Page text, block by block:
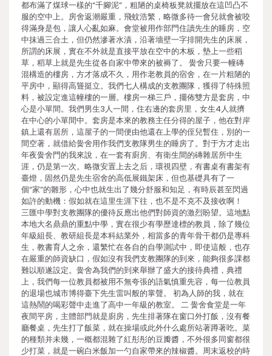
都布滿了煤球一樣的“千腳泥”，粗陋的桌椅板凳就擺放在這凹凸不
服的空中上。房舍返潮嚴重，飛蚊浩繁，略微多待一會兒就會被咬
得滿身是包，讓人心亂如麻。會堂被用作部門住讀先生的睡房，空
中抹過三合土，但仍然滲著水漬，沿著墻壁一字排開先生的床展，
所謂的床展，實在不外就是直接平放在空中的木板，墊上一些稻
草，稻草上就是先生從各自家中帶來的被褥了。 黌舍只要一幢磚
混構造的樓房，方才落成不久，用作老教員的宿舍，在一片粗陋的
平房中，顯得高聳挺立。我們七人構成的支教團隊，獲得了特殊照
料，被設定進這幢樓的一層。樓房一梯三戶，擺佈雙方是套房，中
心是小單間。我們男生3人一間，住右邊的套房里，女生4人就擠
在中心的小單間中。套房是本來的教務主任分得的屋子，他在對岸
鎮上還有居所，這屋子的一間便由他還在上學的侄兒暫住，別的一
間空著，就借給黌舍用作我們支教隊男生的睡房了。對于方才走出
年夜黌舍門的我來說，在一套有廚房、有衛生間的磚雜居所中生
涯，仍是第一次。略微安置上去之后，環視四壁，有書桌有書架有
臺燈，固然仍是先生宿舍的高低展鐵架床，但也基礎具有了一
個“家”的雛形，心中也就生出了幾分舒服和知足，有時辰甚至閃過
如許的動機：假如就在這里生涯下往，也不是不克不及接收啊！
三匯中學對支教團隊的優待反應出他們對師資的激烈盼望。這地點
本地大名鼎鼎的重點中學，實在很少有學歷達標的教員，除了幾位
年級組長、教研組長是本科結業外，相當多的青年骨干都仍是專科
生，教書育人之余，還繁忙在各自的自學測試中，即使這般，也存
在嚴重的師資缺口，假如沒有我們支教團隊的到來，能夠很多課都
難以順遂設定。黌舍為我們的到來舉辦了盛大的接待典禮，典禮
上，我們每一位教員都被用不無夸張的語氣慎重先容，每一位教員
的退場也城市博得臺下先生雷叫般的掌聲。 初為人師的我，就在
這熱鬧的喝彩聲中走進了高中一年級的教室。 二 黌舍食堂是一年
夜間平房，主體部門就是廚房，先生排著隊在窗口外打飯，沒有餐
廳餐桌，先生打了飯菜，就在操場或此外什么處所站著蹲著吃。菜
的種類并未幾，一概都混雜了紅彤彤的豆瓣醬，不外很多同窗都很
少打菜，就是一碗白米飯加一勺自家帶來的辣椒醬。周末返校的時